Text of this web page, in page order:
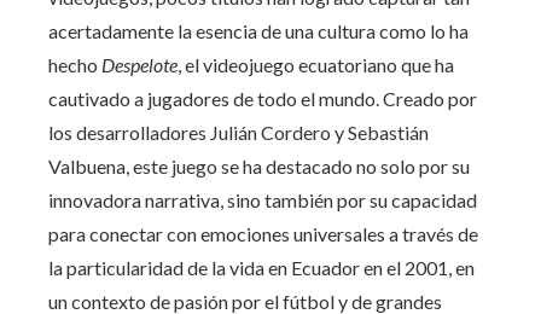
acertadamente la esencia de una cultura como lo ha
hecho Despelote , el videojuego ecuatoriano que ha
cautivado a jugadores de todo el mundo. Creado por
los desarrolladores Julián Cordero y Sebastián
Valbuena, este juego se ha destacado no solo por su
innovadora narrativa, sino también por su capacidad
para conectar con emociones universales a través de
la particularidad de la vida en Ecuador en el 2001, en
un contexto de pasión por el fútbol y de grandes